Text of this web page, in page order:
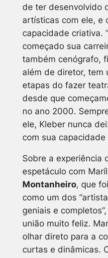
de ter desenvolvido
artísticas com ele, e
capacidade criativa.
começado sua
também cenógrafo,
além de diretor, tem
etapas do fazer
desde que
no ano 2000.
ele, Kleber nunca
com sua
Sobre a experiência
espetáculo com
Montanheiro, que
como um dos
geniais e
união muito feliz.
olhar direto para a
curtas e dinâmicas.